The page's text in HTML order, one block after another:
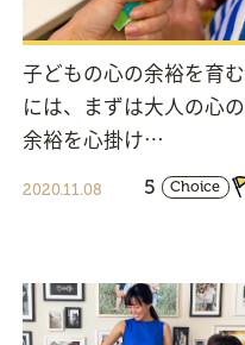
子どもの心の余裕を育む
には、まずは大人の心の
余裕を心掛け…
2020.11.08 5 Choice